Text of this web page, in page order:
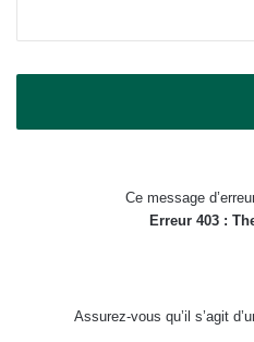
Ce message
Erreur 403 :
Assurez-vous qu’il s’agit